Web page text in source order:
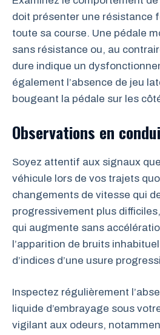
doit présenter une résistance
toute sa course. Une pédale
sans résistance ou, au
dure indique un
également l’absence de jeu
bougeant la pédale sur les
Observations en
Soyez attentif aux signaux
véhicule lors de vos trajets
changements de vitesse qui
progressivement plus
qui augmente sans
l’apparition de bruits
d’indices d’une usure
Inspectez régulièrement
liquide d’embrayage sous
vigilant aux odeurs,